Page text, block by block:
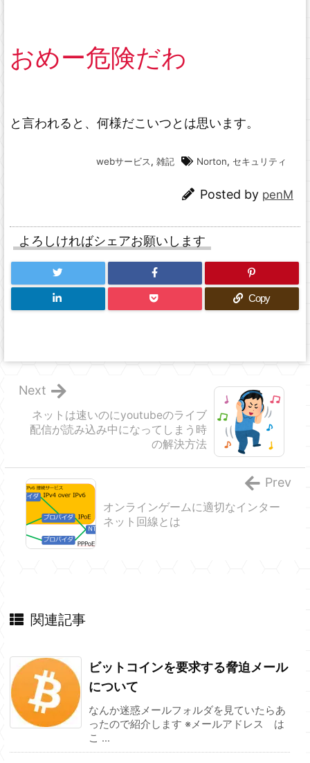
おめー危険だわ
と言われると、何様だこいつとは思います。
webサービス, 雑記 Norton, セキュリティ
Posted by penM
よろしければシェアお願いします
Copy
ネットは速いのにyoutubeのライブ
配信が読み込み中になってしまう時
の解決方法
Next
オンラインゲームに適切なインター
ネット回線とは
Prev
関連記事
ビットコインを要求する脅迫メール
について
なんか迷惑メールフォルダを見ていたらあ
ったので紹介します ※メールアドレス は
こ ...